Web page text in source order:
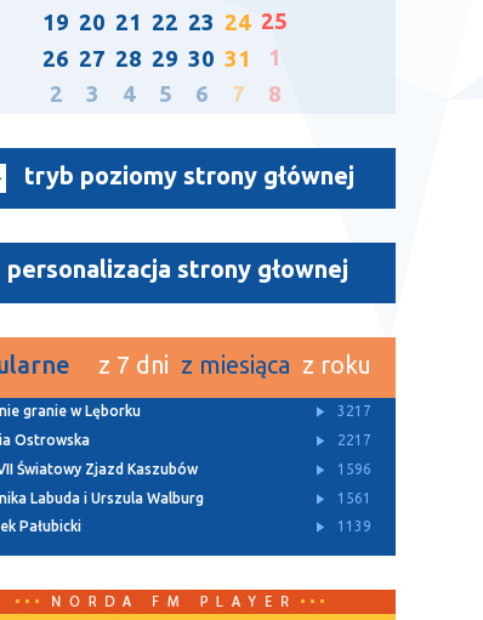
19 20 21 22 23 24 25
26 27 28 29 30 31
1
2
3 4 5 6 7 8
tryb poziomy strony głównej
personalizacja strony głownej
z 7 dni z miesiąca z roku
granie w Lęborku
3217
Ostrowska
2217
Światowy Zjazd Kaszubów
1596
Labuda i Urszula Walburg
1561
Pałubicki 1139